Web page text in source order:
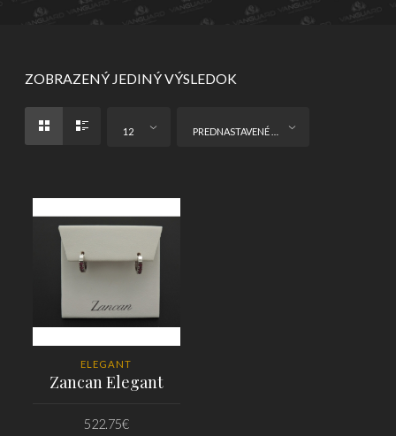
ZOBRAZENÝ JEDINÝ VÝSLEDOK
12
ELEGANT
Zancan Elegant
522.75€